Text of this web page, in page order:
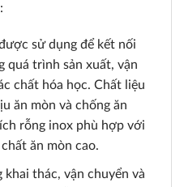
sử dụng để kết nối
quá trình sản xuất, vận
chất hóa học. Chất liệu
ăn mòn và chống ăn
rỗng inox phù hợp với
ăn mòn cao.
khai thác, vận chuyển và